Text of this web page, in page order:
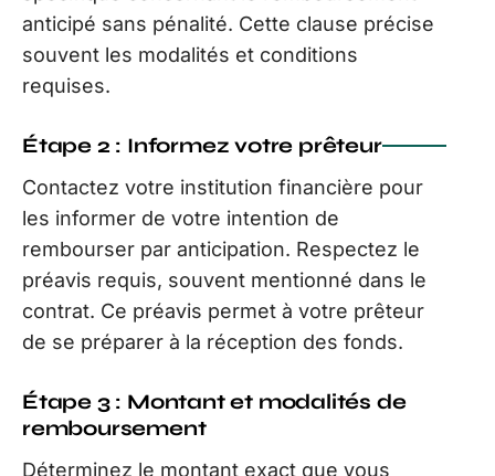
anticipé sans pénalité. Cette clause précise
souvent les modalités et conditions
requises.
Étape 2 : Informez votre prêteur
Contactez votre institution financière pour
les informer de votre intention de
rembourser par anticipation. Respectez le
préavis requis, souvent mentionné dans le
contrat. Ce préavis permet à votre prêteur
de se préparer à la réception des fonds.
Étape 3 : Montant et modalités de
remboursement
Déterminez le montant exact que vous